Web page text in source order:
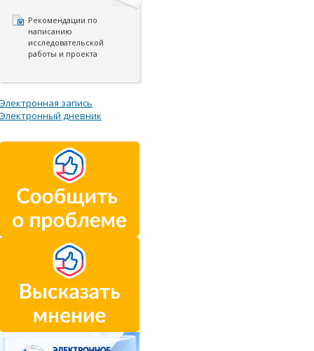
Рекомендации по
написанию
исследовательской
работы и проекта
Электронная запись
Электронный дневник